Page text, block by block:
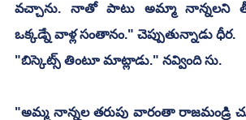
వచ్చాను. నాతో పాటు అమ్మా నాన్నలని
ఒక్కడ్నే వాళ్ల సంతానం." చెప్పుతున్నాడు ధీర.
"బిస్కెట్స్ తింటూ మాట్లాడు." నవ్వింది సు.
"అమ్మ నాన్నల తరుపు వారంతా రాజమండ్రి